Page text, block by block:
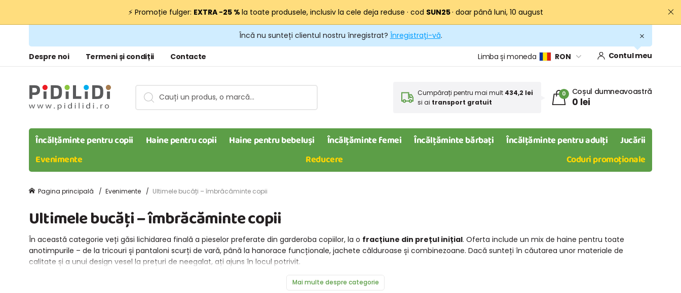
⚡ Promoție fulger: EXTRA −25 % la toate produsele, inclusiv la cele deja reduse · cod SUN25· doar până luni, 10 august
Încă nu sunteți clientul nostru înregistrat? Înregistrați-vă.
Despre noi Termeni și condiții Contacte Limba și moneda RON Contul meu
Cumpărați pentru mai mult 434,2 lei
si ai transport gratuit
0 Coșul dumneavoastră
0 lei
Încălțăminte pentru copii Haine pentru copii Haine pentru bebeluși Încălțăminte femei Încălțăminte bărbați Încălțăminte pentru adulți
Jucării
Evenimente
Reducere Coduri promoționale
Pagina principală Evenimente Ultimele bucăți – îmbrăcăminte copii
Ultimele bucăți – îmbrăcăminte copii
În această categorie veți găsi lichidarea finală a pieselor preferate din garderoba copiilor, la o fracțiune din prețul inițial. Oferta include un mix de haine pentru toate
anotimpurile – de la tricouri și pantaloni scurți de vară, până la hanorace funcționale, jachete călduroase și combinezoane. Dacă sunteți în căutarea unor materiale de
calitate și a unui design vesel la prețuri de neegalat, ați ajuns în locul potrivit.
Mai multe despre categorie